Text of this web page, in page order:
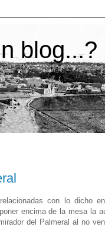
blog...?
con lo dicho
encima de la mesa la
del Palmeral al no